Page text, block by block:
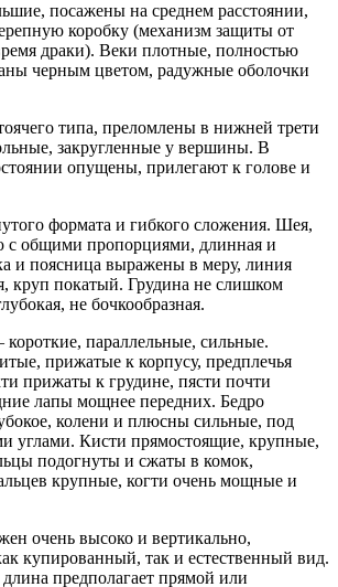
посажены на среднем расстоянии,
коробку (механизм защиты от
драки). Веки плотные, полностью
черным цветом, радужные оболочки
типа, преломлены в нижней трети
закругленные у вершины. В
опущены, прилегают к голове и
формата и гибкого сложения. Шея,
с общими пропорциями, длинная и
и поясница выражены в меру, линия
круп покатый. Грудина не слишком
не бочкообразная.
короткие, параллельные, сильные.
прижатые к корпусу, предплечья
прижаты к грудине, пясти почти
лапы мощнее передних. Бедро
колени и плюсны сильные, под
углами. Кисти прямостоящие, крупные,
подогнуты и сжаты в комок,
крупные, когти очень мощные и
очень высоко и вертикально,
купированный, так и естественный вид.
длина предполагает прямой или